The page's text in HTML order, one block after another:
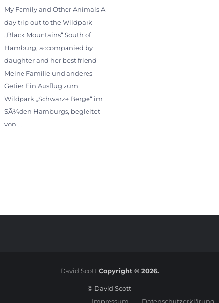
My Family and Other Animals A
day trip out to the Wildpark
„Black Mountains“ South of
Hamburg, accompanied by
daughter and her best friend
Meine Familie und anderes
Getier Ein Ausflug zum
Wildpark „Schwarze Berge“ im
SÃ¼den Hamburgs, begleitet
von …
David ScottCopyright © 2026.
© David Scott
Impressum
Datenschutzerklärung